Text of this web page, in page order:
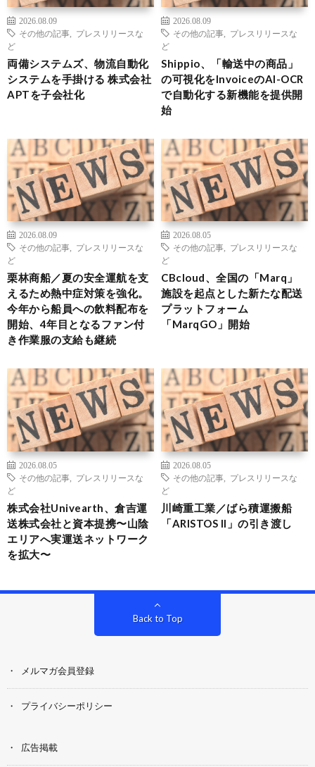
2026.08.09
その他の記事
プレスリリースな
ど
両備システムズ、物流自動化
システムを手掛ける 株式会社
APTを子会社化
2026.08.09
その他の記事
プレスリリースな
ど
Shippio、「輸送中の商品」
の可視化をInvoiceのAI-OCR
で自動化する新機能を提供開
始
2026.08.09
その他の記事
プレスリリースな
ど
栗林商船／夏の安全運航を支
えるため熱中症対策を強化。
今年から船員への飲料配布を
開始、4年目となるファン付
き作業服の支給も継続
2026.08.05
その他の記事
プレスリリースな
ど
CBcloud、全国の「Marq」
施設を起点とした新たな配送
プラットフォーム
「MarqGO」開始
2026.08.05
その他の記事
プレスリリースな
ど
株式会社Univearth、倉吉運
送株式会社と資本提携〜山陰
エリアへ実運送ネットワーク
を拡大〜
2026.08.05
その他の記事
プレスリリースな
ど
川崎重工業／ばら積運搬船
「ARISTOS II」の引き渡し
Back to Top
メルマガ会員登録
プライバシーポリシー
広告掲載